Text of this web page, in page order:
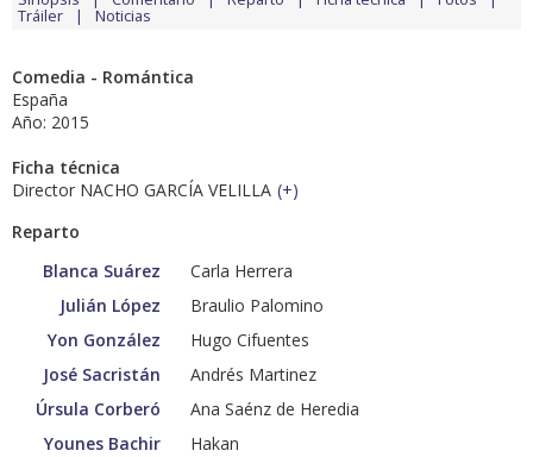
Tráiler Noticias
Comedia - Romántica
España
Año: 2015
Ficha técnica
Director NACHO GARCÍA VELILLA (+)
Reparto
Blanca Suárez
Carla Herrera
Julián López
Braulio Palomino
Yon González
Hugo Cifuentes
José Sacristán
Andrés Martinez
Úrsula Corberó
Ana Saénz de Heredia
Younes Bachir
Hakan